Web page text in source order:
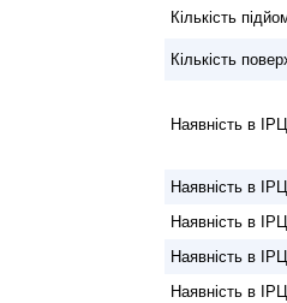
Кількість
Кількість
Наявність в
Наявність в
Наявність в
Наявність в ІРЦ
Наявність в